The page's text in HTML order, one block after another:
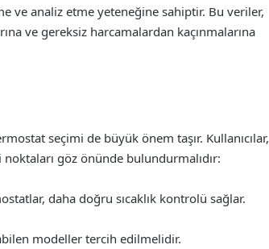
ve analiz etme yeteneğine sahiptir. Bu veriler,
ve gereksiz harcamalardan kaçınmalarına
seçimi de büyük önem taşır. Kullanıcılar,
göz önünde bulundurmalıdır:
daha doğru sıcaklık kontrolü sağlar.
modeller tercih edilmelidir.